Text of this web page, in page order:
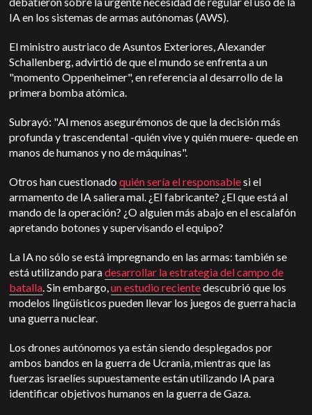
IA en los sistemas de armas autónomas (AWS).
El ministro austriaco de Asuntos Exteriores, Alexander
Schallenberg, advirtió de que el mundo se enfrenta a un
"momento Oppenheimer", en referencia al desarrollo de la
primera bomba atómica.
Subrayó: "Al menos asegurémonos de que la decisión más
profunda y trascendental -quién vive y quién muere- quede en
manos de humanos y no de máquinas".
Otros han cuestionadoquién sería el responsablesi el
armamento de IA saliera mal. ¿El fabricante? ¿El que está al
mando de la operación? ¿O alguien más abajo en el escalafón
apretando botones y supervisando el equipo?
La IA no sólo se está impregnando en las armas: también se
está utilizando paradesarrollar la estrategia del campo de
batalla. Sin embargo,un estudio recientedescubrió que los
modelos lingüísticos pueden llevar los juegos de guerra hacia
una guerra nuclear.
Los drones autónomos ya están siendo desplegados por
ambos bandos en la guerra de Ucrania, mientras que las
fuerzas israelíes supuestamente están utilizando IA para
identificar objetivos humanos en la guerra de Gaza.